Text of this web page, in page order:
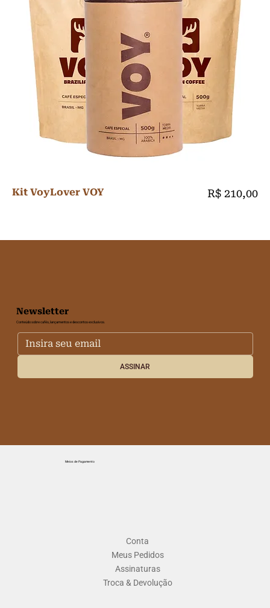
Kit VoyLover VOY Preço
R$ 210,00
Newsletter
Conteúdo sobre cafés, lançamentos e descontos exclusivos.
ASSINAR
Meios de Pagamento
Conta
Meus Pedidos
Assinaturas
Troca & Devolução